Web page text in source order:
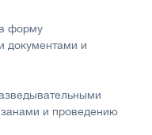
форму
документами и
и проведению